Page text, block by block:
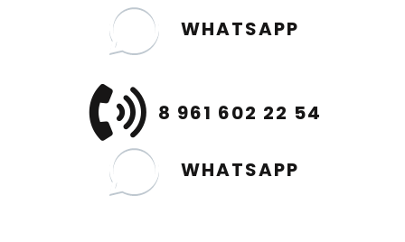
WHATSAPP
8 961 602 22 54
WHATSAPP